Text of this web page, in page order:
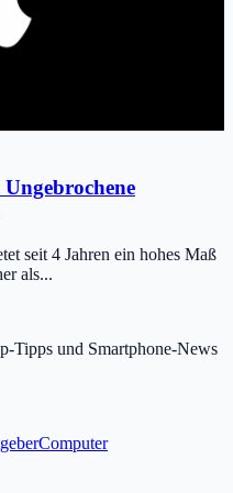
seit 4 Jahren ein hohes Maß
als...
Tipps und Smartphone-News
Computer